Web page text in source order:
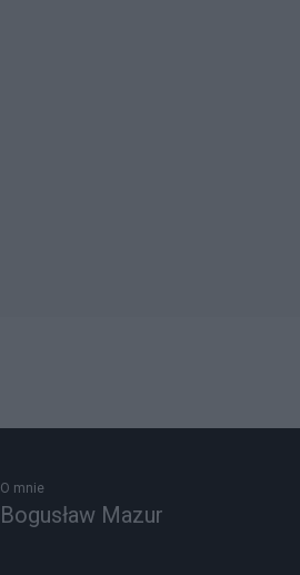
O mnie
Bogusław Mazur